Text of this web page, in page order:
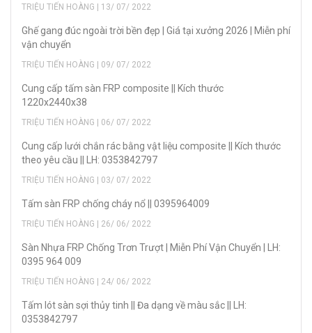
TRIỆU TIẾN HOÀNG | 13/ 07/ 2022
Ghế gang đúc ngoài trời bền đẹp | Giá tại xưởng 2026 | Miễn phí
vận chuyển
TRIỆU TIẾN HOÀNG | 09/ 07/ 2022
Cung cấp tấm sàn FRP composite || Kích thước
1220x2440x38
TRIỆU TIẾN HOÀNG | 06/ 07/ 2022
Cung cấp lưới chắn rác bằng vật liệu composite || Kích thước
theo yêu cầu || LH: 0353842797
TRIỆU TIẾN HOÀNG | 03/ 07/ 2022
Tấm sàn FRP chống cháy nổ || 0395964009
TRIỆU TIẾN HOÀNG | 26/ 06/ 2022
Sàn Nhựa FRP Chống Trơn Trượt | Miễn Phí Vận Chuyển | LH:
0395 964 009
TRIỆU TIẾN HOÀNG | 24/ 06/ 2022
Tấm lót sàn sợi thủy tinh || Đa dạng về màu sắc || LH:
0353842797